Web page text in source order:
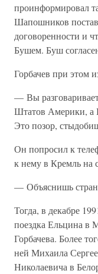
проинформировал
Шапошников
договоренности и
Бушем. Буш
Горбачев при этом
— Вы
Штатов Америки, а
Это позор,
Он попросил к
к нему в Кремль на
— Объяснишь
Тогда, в декабре
поездка Ельцина в
Горбачева. Более
ней Михаила
Николаевича в